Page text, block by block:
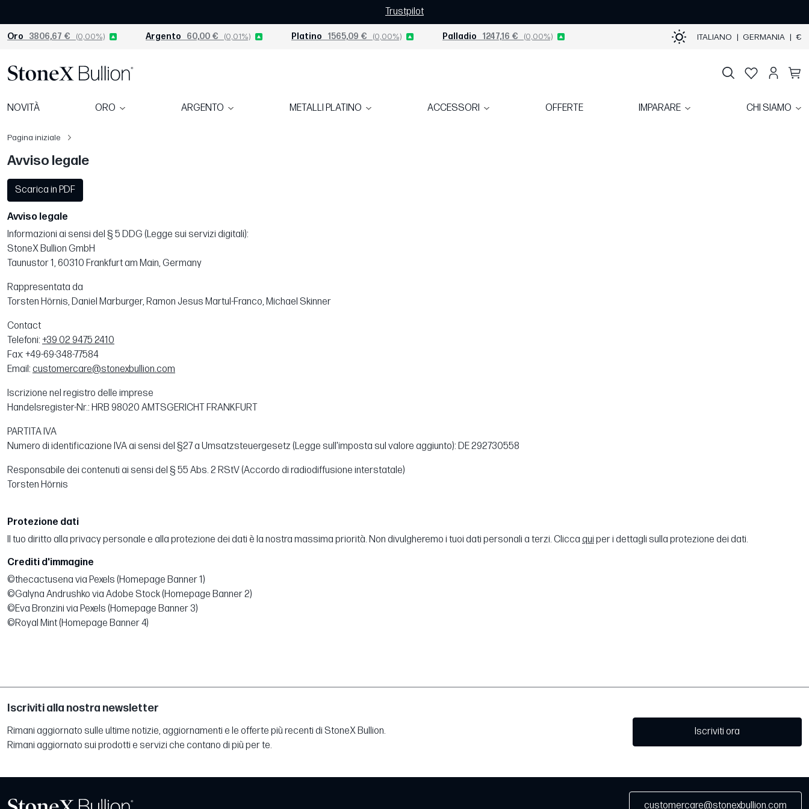
Trustpilot
Oro 3806,67 € (0,00%) Argento 60,00 € (0,01%) Platino 1565,09 € (0,00%) Palladio 1247,16 € (0,00%) ITALIANO | GERMANIA | €
NOVITÀ ORO ARGENTO METALLI PLATINO ACCESSORI OFFERTE IMPARARE CHI SIAMO
Pagina iniziale
Avviso legale
Scarica in PDF
Avviso legale
Informazioni ai sensi del § 5 DDG (Legge sui servizi digitali):
StoneX Bullion GmbH
Taunustor 1, 60310 Frankfurt am Main, Germany
Rappresentata da
Torsten Hörnis, Daniel Marburger, Ramon Jesus Martul-Franco, Michael Skinner
Contact
Telefoni: +39 02 9475 2410
Fax: +49-69-348-77584
Email: customercare@stonexbullion.com
Iscrizione nel registro delle imprese
Handelsregister-Nr.: HRB 98020 AMTSGERICHT FRANKFURT
PARTITA IVA
Numero di identificazione IVA ai sensi del §27 a Umsatzsteuergesetz (Legge sull'imposta sul valore aggiunto): DE 292730558
Responsabile dei contenuti ai sensi del § 55 Abs. 2 RStV (Accordo di radiodiffusione interstatale)
Torsten Hörnis
Protezione dati
Il tuo diritto alla privacy personale e alla protezione dei dati è la nostra massima priorità. Non divulgheremo i tuoi dati personali a terzi. Clicca qui per i dettagli sulla protezione dei dati.
Crediti d'immagine
©thecactusena via Pexels (Homepage Banner 1)
©Galyna Andrushko via Adobe Stock (Homepage Banner 2)
©Eva Bronzini via Pexels (Homepage Banner 3)
©Royal Mint (Homepage Banner 4)
Iscriviti alla nostra newsletter
Rimani aggiornato sulle ultime notizie, aggiornamenti e le offerte più recenti di StoneX Bullion.
Rimani aggiornato sui prodotti e servizi che contano di più per te.
Iscriviti ora
customercare@stonexbullion.com